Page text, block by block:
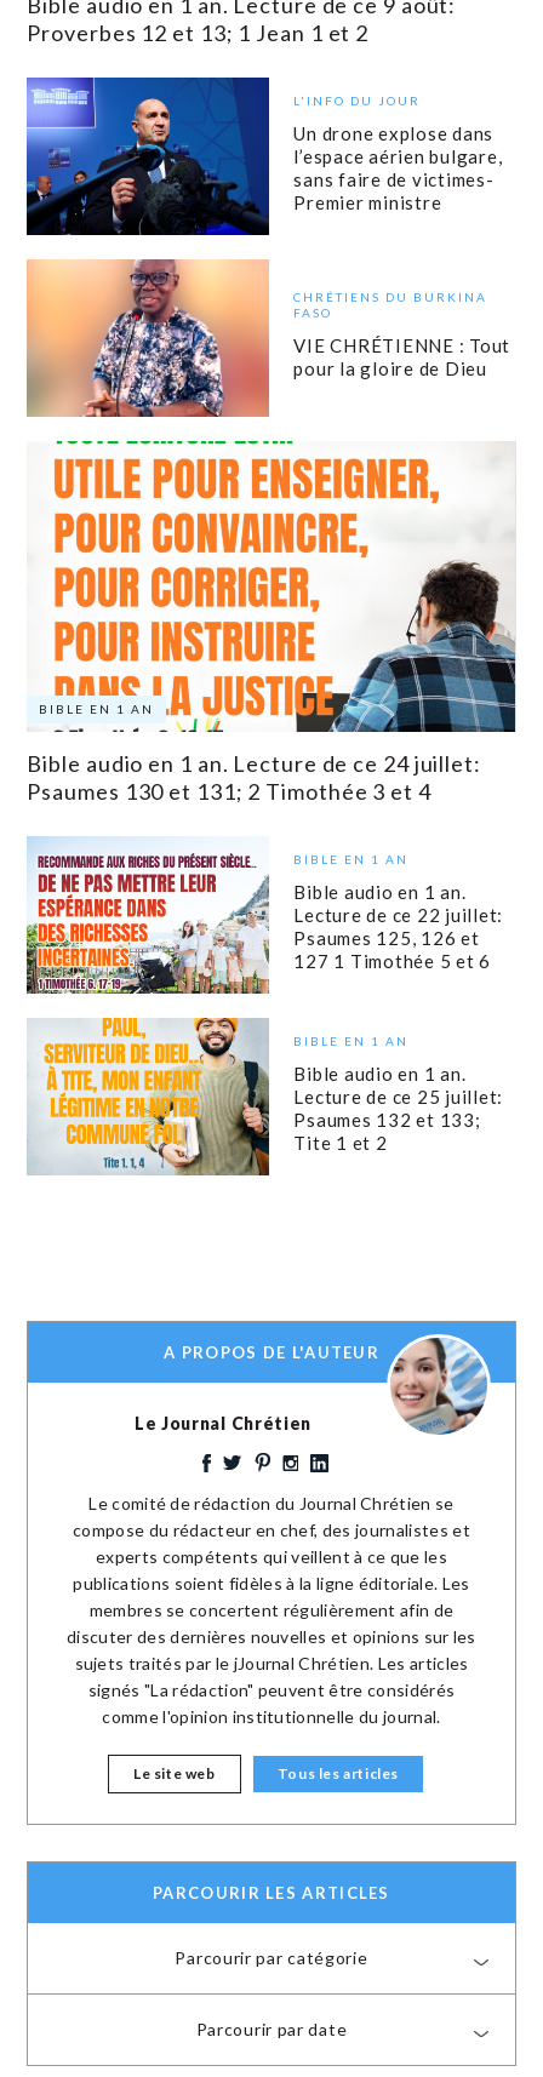
Proverbes 12 et 13; 1 Jean 1 et 2
L'INFO DU JOUR
Un drone explose dans
l’espace aérien bulgare,
sans faire de victimes-
Premier ministre
CHRÉTIENS DU BURKINA
FASO
VIE CHRÉTIENNE : Tout
pour la gloire de Dieu
BIBLE EN 1 AN
Bible audio en 1 an. Lecture de ce 24 juillet:
Psaumes 130 et 131; 2 Timothée 3 et 4
BIBLE EN 1 AN
Bible audio en 1 an.
Lecture de ce 22 juillet:
Psaumes 125, 126 et
127 1 Timothée 5 et 6
BIBLE EN 1 AN
Bible audio en 1 an.
Lecture de ce 25 juillet:
Psaumes 132 et 133;
Tite 1 et 2
A PROPOS DE L'AUTEUR
Le Journal Chrétien
Le comité de rédaction du Journal Chrétien se
compose du rédacteur en chef, des journalistes et
experts compétents qui veillent à ce que les
publications soient fidèles à la ligne éditoriale. Les
membres se concertent régulièrement afin de
discuter des dernières nouvelles et opinions sur les
sujets traités par le jJournal Chrétien. Les articles
signés "La rédaction" peuvent être considérés
comme l'opinion institutionnelle du journal.
Le site web Tous les articles
PARCOURIR LES ARTICLES
Parcourir par catégorie
Parcourir par date